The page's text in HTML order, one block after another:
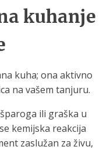
kuhanje
kuha; ona aktivno
na vašem tanjuru.
ili graška u
kemijska reakcija
zaslužan za živu,